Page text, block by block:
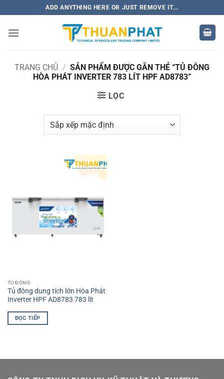
qua
nội
ADD ANYTHING HERE OR JUST REMOVE IT...
TRANG CHỦ / SẢN PHẨM ĐƯỢC GẮN THẺ “TỦ ĐÔNG
HÒA PHÁT INVERTER 783 LÍT HPF AD8783”
LỌC
TỦ ĐÔNG
Tủ đông dung tích lớn Hòa Phát
Inverter HPF AD8783 783 lít
ĐỌC TIẾP